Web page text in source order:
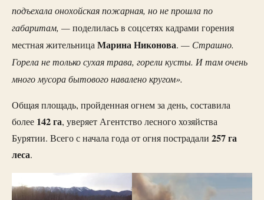
подъехала онохойская пожарная, но не прошла по
габаритам, —поделилась в соцсетях кадрами горения
местная жительницаМаринаНиконова. — Страшно.
Горела не только сухая трава, горели кусты. И там очень
много мусора бытового навалено кругом».
Общая площадь, пройденная огнем за день, составила
более 142 га, уверяет Агентство лесного хозяйства
Бурятии. Всего с начала года от огня пострадали 257 га
леса.